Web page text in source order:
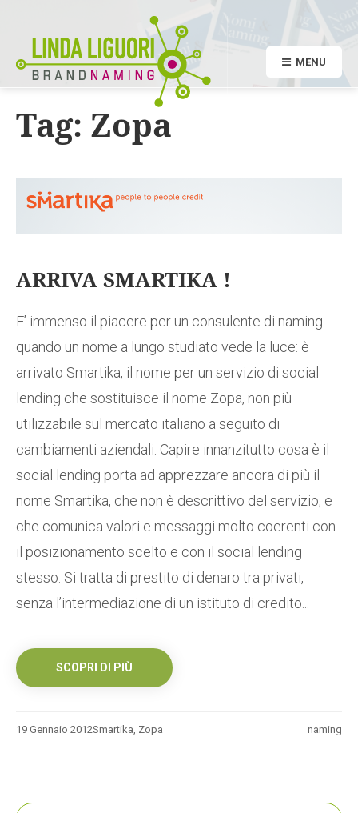
MENU
Tag: Zopa
ARRIVA SMARTIKA !
E’ immenso il piacere per un consulente di naming
quando un nome a lungo studiato vede la luce: è
arrivato Smartika, il nome per un servizio di social
lending che sostituisce il nome Zopa, non più
utilizzabile sul mercato italiano a seguito di
cambiamenti aziendali. Capire innanzitutto cosa è il
social lending porta ad apprezzare ancora di più il
nome Smartika, che non è descrittivo del servizio, e
che comunica valori e messaggi molto coerenti con
il posizionamento scelto e con il social lending
stesso. Si tratta di prestito di denaro tra privati,
senza l’intermediazione di un istituto di credito...
SCOPRI DI PIÙ
19 Gennaio 2012 naming
Smartika, Zopa